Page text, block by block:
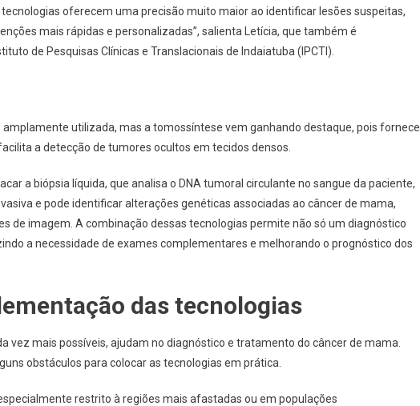
oferecem uma precisão muito maior ao identificar lesões suspeitas,
mais rápidas e personalizadas”, salienta Letícia, que também é
de Pesquisas Clínicas e Translacionais de Indaiatuba (IPCTI).
amplamente utilizada, mas a tomossíntese vem ganhando destaque, pois fornece
a detecção de tumores ocultos em tecidos densos.
a biópsia líquida, que analisa o DNA tumoral circulante no sangue da paciente,
e pode identificar alterações genéticas associadas ao câncer de mama,
de imagem. A combinação dessas tecnologias permite não só um diagnóstico
a necessidade de exames complementares e melhorando o prognóstico dos
das tecnologias
vez mais possíveis, ajudam no diagnóstico e tratamento do câncer de mama.
obstáculos para colocar as tecnologias em prática.
restrito à regiões mais afastadas ou em populações